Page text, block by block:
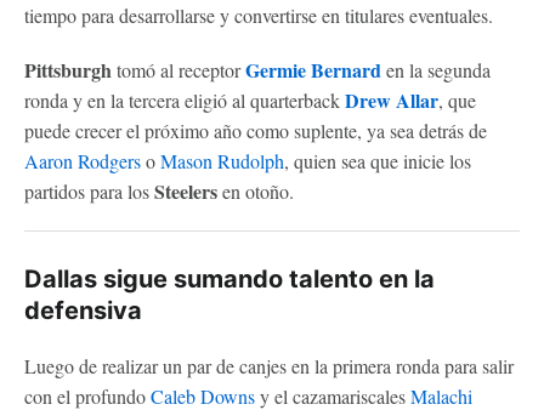
tiempo para desarrollarse y convertirse en titulares eventuales.
Pittsburghtomó al receptorGermie Bernarden la segunda
ronda y en la tercera eligió al quarterbackDrew Allar, que
puede crecer el próximo año como suplente, ya sea detrás de
Aaron RodgersoMason Rudolph, quien sea que inicie los
partidos para losSteelersen otoño.
Dallas sigue sumando talento en la
defensiva
Luego de realizar un par de canjes en la primera ronda para salir
con el profundoCaleb Downsy el cazamariscalesMalachi